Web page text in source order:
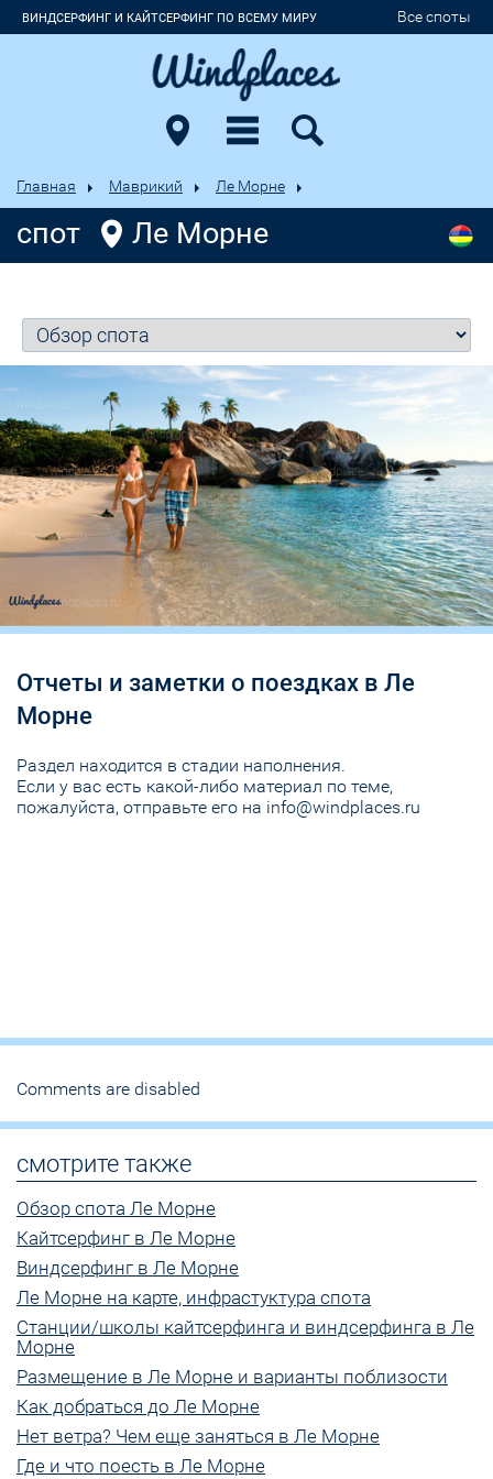
ВИНДСЕРФИНГ И КАЙТСЕРФИНГ ПО ВСЕМУ МИРУ Все споты
Главная Маврикий Ле Морне
спот Ле Морне
Отчеты и заметки о поездках в Ле
Морне
Раздел находится в стадии наполнения.
Если у вас есть какой-либо материал по теме,
пожалуйста, отправьте его на info@windplaces.ru
Comments are disabled
смотрите также
Обзор спота Ле Морне
Кайтсерфинг в Ле Морне
Виндсерфинг в Ле Морне
Ле Морне на карте, инфрастуктура спота
Станции/школы кайтсерфинга и виндсерфинга в Ле
Морне
Размещение в Ле Морне и варианты поблизости
Как добраться до Ле Морне
Нет ветра? Чем еще заняться в Ле Морне
Где и что поесть в Ле Морне